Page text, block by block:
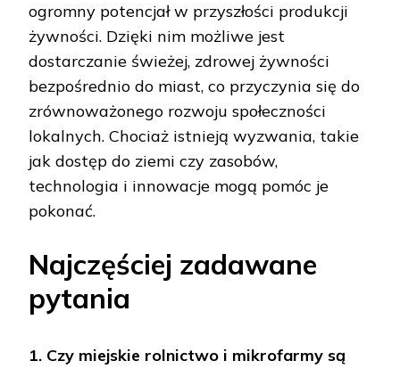
ogromny potencjał w przyszłości produkcji
żywności. Dzięki nim możliwe jest
dostarczanie świeżej, zdrowej żywności
bezpośrednio do miast, co przyczynia się do
zrównoważonego rozwoju społeczności
lokalnych. Chociaż istnieją wyzwania, takie
jak dostęp do ziemi czy zasobów,
technologia i innowacje mogą pomóc je
pokonać.
Najczęściej zadawane
pytania
1. Czy miejskie rolnictwo i mikrofarmy są